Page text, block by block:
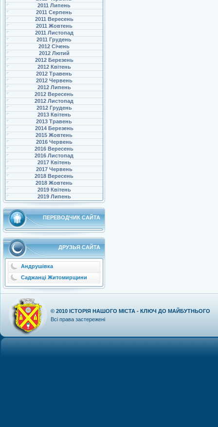
2011 Липень
2011 Серпень
2011 Вересень
2011 Жовтень
2011 Листопад
2011 Грудень
2012 Січень
2012 Лютий
2012 Березень
2012 Квітень
2012 Травень
2012 Червень
2012 Липень
2012 Вересень
2012 Листопад
2012 Грудень
2013 Квітень
2013 Травень
2014 Березень
2015 Жовтень
2016 Червень
2016 Вересень
2016 Листопад
2017 Квітень
2017 Червень
2018 Вересень
2018 Жовтень
2019 Квітень
2019 Липень
ПЕРЕВОДЧИК САЙТА
ДРУЗЬЯ САЙТА
Андрушівка
Саджанці Житомирщини
© 2010 ІСТОРІЯ НАШОГО МІСТА - КЛЮЧ ДО МАЙБУТНЬОГО
Всі права застережені